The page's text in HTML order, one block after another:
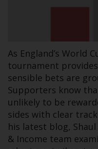
werden (die „von
Fonds“). Einige der
Fonds, auf die auf
wird, wurden nicht
Finanzmarktaufsicht
und Anleger
Anlegerschutz nach
die kollektiven
2006 («KAG») oder
Redwheel-
der FINMA bewilligt
Schweiz nur
As England’s World
tournament
sensible bets are
Supporters know
unlikely to be
sides with clear
his latest blog,
& Income team